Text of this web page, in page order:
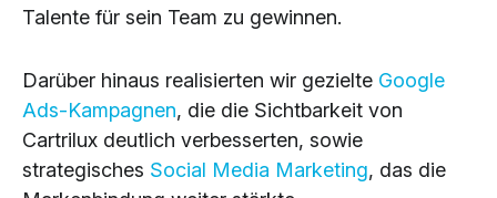
Talente für sein Team zu gewinnen.
Darüber hinaus realisierten wir gezielte Google
Ads-Kampagnen, die die Sichtbarkeit von
Cartrilux deutlich verbesserten, sowie
strategisches Social Media Marketing, das die